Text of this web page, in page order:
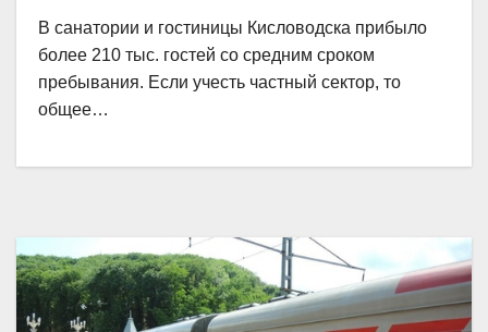
В санатории и гостиницы Кисловодска прибыло
более 210 тыс. гостей со средним сроком
пребывания. Если учесть частный сектор, то
общее…